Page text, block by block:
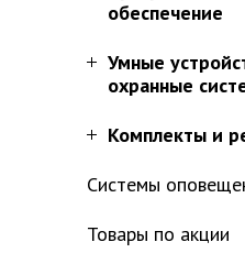
обеспечение
Умные
охранные
Комплекты и
Системы
Товары по акции